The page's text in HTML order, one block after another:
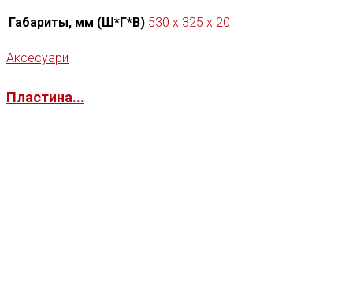
Габариты, мм (Ш*Г*В) 530 x 325 x 20
Аксесуари
Пластина...